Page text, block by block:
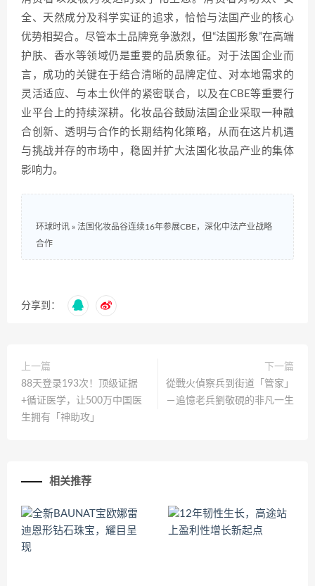
全、天然成分及科学实证的追求，恰恰与法国产业的核心
优势相契合。尽管本土品牌竞争激烈，但“法国形象”在高端
护肤、香水等领域仍是重要的品质象征。对于法国企业而
言，成功的关键在于结合清晰的品牌定位、对本地需求的
灵活适应、与本土伙伴的紧密联合，以及在CBE等重要行
业平台上的持续深耕。化妆品谷鼓励法国企业采取一种融
合创新、透明与合作的长期结构化策略，从而在这片机遇
与挑战并存的市场中，稳固并扩大法国化妆品产业的集体
影响力。
环球时讯 » 法国化妆品谷连续16年参展CBE，深化中法产业战略
合作
分享到：
上一篇
88天登录193次！顶级证据
+循证医学，让500万中国医
生拥有「神助攻」
下一篇
從戰火偵察兵到街道「管家」
－追憶老兵劉敬硯的非凡一生
相关推荐